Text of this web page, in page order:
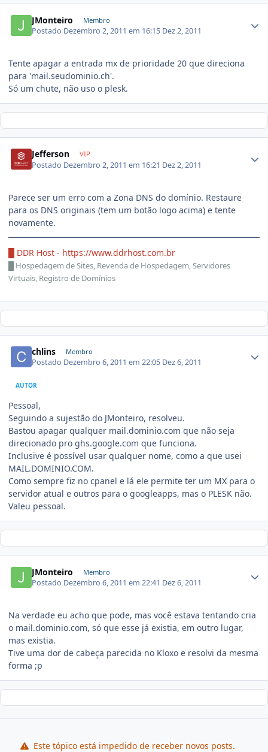
JMonteiro Membro
Postado Dezembro 2, 2011 em 16:15 Dez 2, 2011
Tente apagar a entrada mx de prioridade 20 que direciona
para 'mail.seudominio.ch'.
Só um chute, não uso o plesk.
Jefferson VIP
Postado Dezembro 2, 2011 em 16:21 Dez 2, 2011
Parece ser um erro com a Zona DNS do domínio. Restaure
para os DNS originais (tem um botão logo acima) e tente
novamente.
█ DDR Host - https://www.ddrhost.com.br
Hospedagem de Sites, Revenda de Hospedagem, Servidores
Virtuais, Registro de Domínios
chlins Membro
Postado Dezembro 6, 2011 em 22:05 Dez 6, 2011
AUTOR
Pessoal,
Seguindo a sujestão do JMonteiro, resolveu.
Bastou apagar qualquer mail.dominio.com que não seja
direcionado pro ghs.google.com que funciona.
Inclusive é possível usar qualquer nome, como a que usei
MAIL.DOMINIO.COM.
Como sempre fiz no cpanel e lá ele permite ter um MX para o
servidor atual e outros para o googleapps, mas o PLESK não.
Valeu pessoal.
JMonteiro Membro
Postado Dezembro 6, 2011 em 22:41 Dez 6, 2011
Na verdade eu acho que pode, mas você estava tentando cria
o mail.dominio.com, só que esse já existia, em outro lugar,
mas existia.
Tive uma dor de cabeça parecida no Kloxo e resolvi da mesma
forma ;p
Este tópico está impedido de receber novos posts.